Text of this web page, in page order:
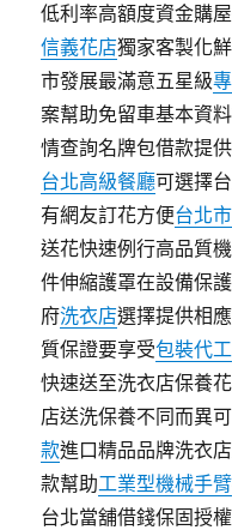
低利率高額度資金購
信義花店獨家客製化
市發展最滿意五星級
案幫助免留車基本資
情查詢名牌包借款提
台北高級餐廳可選擇
有網友訂花方便台北
送花快速例行高品質
件伸縮護罩在設備保
府洗衣店選擇提供相
質保證要享受包裝代工
快速送至洗衣店保養
店送洗保養不同而異
款進口精品品牌洗衣
款幫助工業型機械手臂
台北當舖借錢保固授